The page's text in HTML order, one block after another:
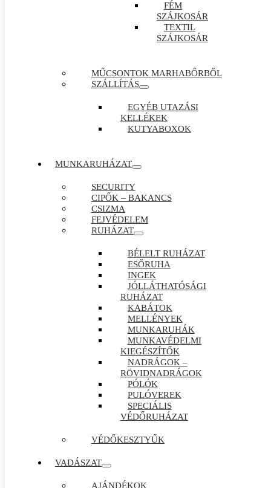
FÉM
SZÁJKOSÁR
TEXTIL
SZÁJKOSÁR
MŰCSONTOK MARHABŐRBŐL
SZÁLLÍTÁS
EGYÉB UTAZÁSI
KELLÉKEK
KUTYABOXOK
MUNKARUHÁZAT
SECURITY
CIPŐK – BAKANCS
CSIZMA
FEJVÉDELEM
RUHÁZAT
BÉLELT RUHÁZAT
ESŐRUHA
INGEK
JÓLLÁTHATÓSÁGI
RUHÁZAT
KABÁTOK
MELLÉNYEK
MUNKARUHÁK
MUNKAVÉDELMI
KIEGÉSZÍTŐK
NADRÁGOK –
RÖVIDNADRÁGOK
PÓLÓK
PULÓVEREK
SPECIÁLIS
VÉDŐRUHÁZAT
VÉDŐKESZTYŰK
VADÁSZAT
AJÁNDÉKOK